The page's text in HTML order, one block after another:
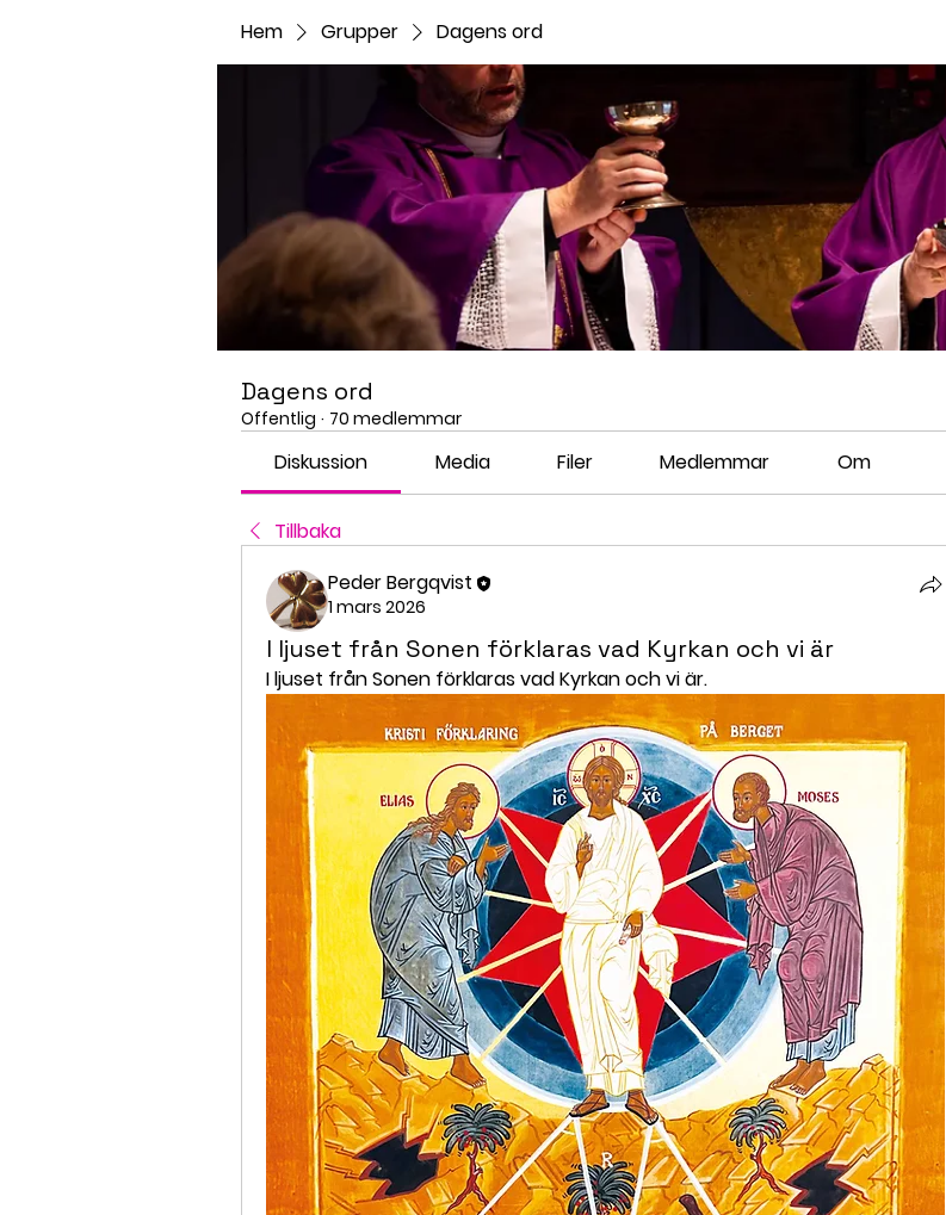
Hem Grupper Dagens ord
Dagens ord
Offentlig · 70 medlemmar
Diskussion Media Filer Medlemmar Om
Tillbaka
Peder Bergqvist
1 mars 2026
I ljuset från Sonen förklaras vad Kyrkan och vi är
I ljuset från Sonen förklaras vad Kyrkan och vi är.